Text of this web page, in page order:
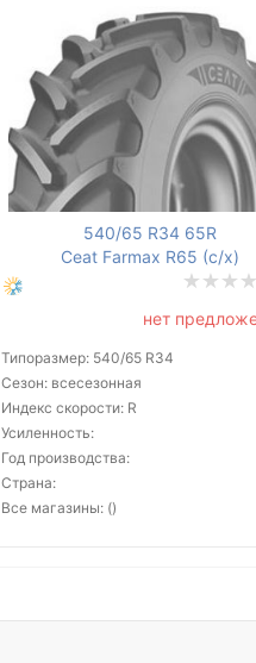
540/65 R34 65R
Ceat Farmax R65 (с/х)
нет
Типоразмер: 540/65 R34
Сезон: всесезонная
Индекс скорости: R
Усиленность:
Год производства:
Страна:
Все магазины: ()